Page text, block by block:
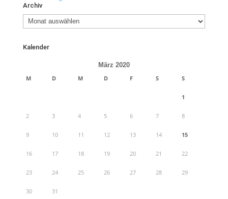
Archiv
Archiv
Kalender
März 2020
M
D M D F S S
1
2 3 4 5 6 7 8
9 10 11 12 13 14 15
16 17 18 19 20 21 22
23 24 25 26 27 28 29
30 31